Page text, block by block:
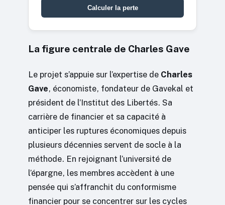
Calculer la perte
La figure centrale de Charles Gave
Le projet s’appuie sur l’expertise de Charles
Gave, économiste, fondateur de Gavekal et
président de l’Institut des Libertés. Sa
carrière de financier et sa capacité à
anticiper les ruptures économiques depuis
plusieurs décennies servent de socle à la
méthode. En rejoignant l’université de
l’épargne, les membres accèdent à une
pensée qui s’affranchit du conformisme
financier pour se concentrer sur les cycles